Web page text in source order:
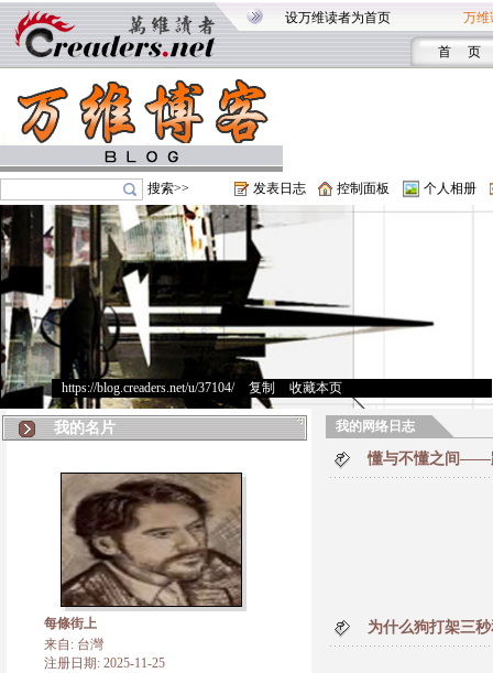
设万维读者为首页 万维
首 页
搜索>> 发表日志 控制面板 个人相册
https://blog.creaders.net/u/37104/> 复制 收藏本页
我的名片
每條街上
来自: 台灣
注册日期: 2025-11-25
我的网络日志
懂与不懂之间——
为什么狗打架三